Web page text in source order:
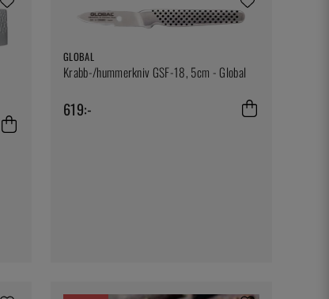
GLOBAL
Krabb-/hummerkniv GSF-18, 5cm - Global
619:-